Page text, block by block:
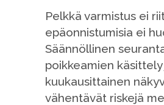
Pelkkä varmistus ei
epäonnistumisia ei
Säännöllinen
poikkeamien käsittely
kuukausittainen
vähentävät riskejä